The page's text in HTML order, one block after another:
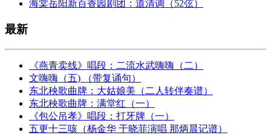
海棠岳阳新百香园剧团：道清调（52弦）
最新
《燕青卖线》唱段：二流水武嗨嗨（二）
文嗨嗨（五) （带复诵句）
东北秧歌曲牌：大姑娘美（二人转伴奏谱）
东北秧歌曲牌：满堂红（一）
《包公吊孝》唱段：打牙牌（一）
五更十三咳（杨金华 于晓菲演唱 那炳晨记谱）